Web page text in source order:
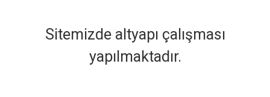
Sitemizde altyapı çalışması
yapılmaktadır.